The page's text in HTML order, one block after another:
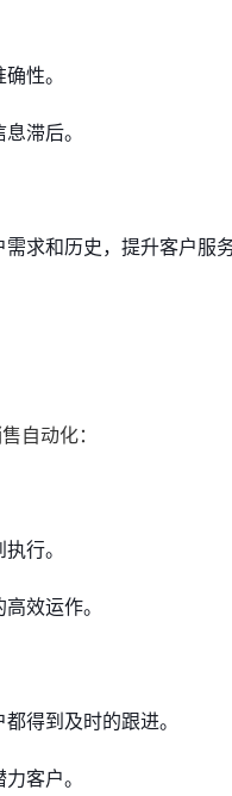
性。
滞后。
求和历史，提升客户服务
自动化：
行。
效运作。
得到及时的跟进。
客户。